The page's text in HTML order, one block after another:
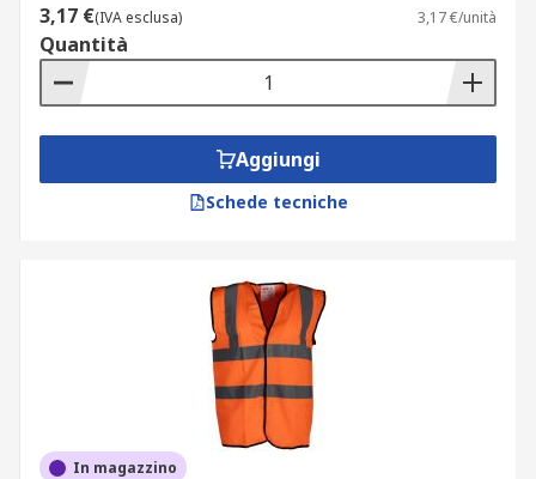
3,17 €(IVA esclusa) 3,17 €/unità
Quantità
Aggiungi
Schede tecniche
In magazzino